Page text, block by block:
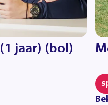
jaar) (bol)